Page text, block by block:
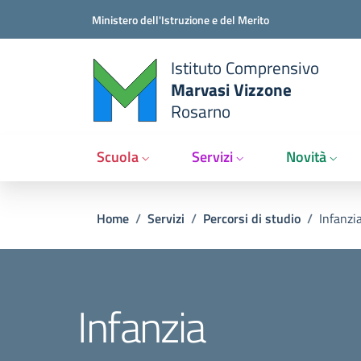
Ministero dell'Istruzione e del Merito
Istituto Comprensivo
Marvasi Vizzone
Rosarno
Scuola Servizi Novità
Briciole di pane
Home / Servizi / Percorsi di studio /
Infanzia